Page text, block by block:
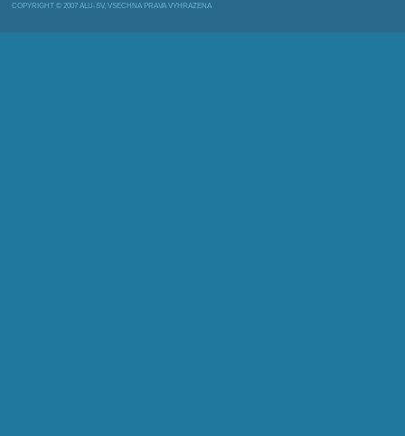
COPYRIGHT © 2007 ALU-SV, VŠECHNA PRÁVA VYHRAZENA